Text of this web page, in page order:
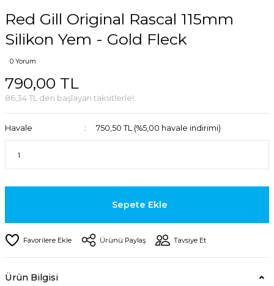
Red Gill Original Rascal 115mm
Silikon Yem - Gold Fleck
0 Yorum
790,00 TL
86,34 TL den başlayan taksitlerle!
Havale 750,50 TL (%5,00 havale indirimi)
Sepete Ekle
Ürünü Paylaş Tavsiye Et
Ürün Bilgisi